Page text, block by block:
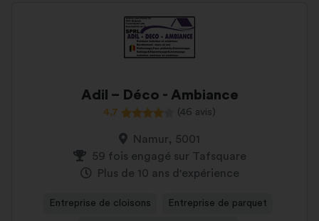
Adil – Déco - Ambiance
4,7 (46 avis)
Namur, 5001
59 fois engagé sur Tafsquare
Plus de 10 ans d'expérience
Entreprise de cloisons Entreprise de parquet